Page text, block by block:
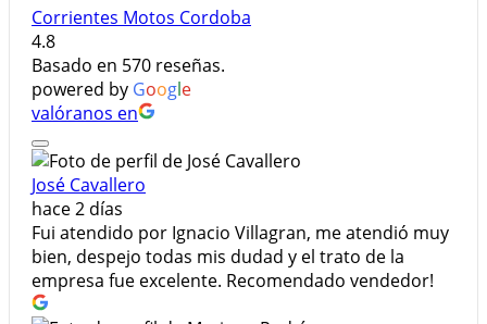
Corrientes Motos Cordoba
4.8
Basado en 570 reseñas.
powered by Google
valóranos en
José Cavallero
hace 2 días
Fui atendido por Ignacio Villagran, me atendió muy
bien, despejo todas mis dudad y el trato de la
empresa fue excelente. Recomendado vendedor!